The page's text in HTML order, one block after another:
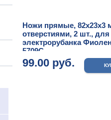
Ножи прямые, 82х23х3
отверстиями, 2 шт., для
электрорубанка
5709С
99.00 руб.